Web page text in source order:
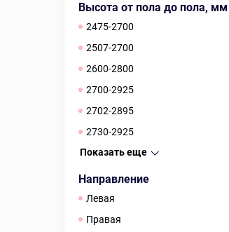
Высота от пола до пола, мм
2475-2700
2507-2700
2600-2800
2700-2925
2702-2895
2730-2925
Показать еще
Направление
Левая
Правая